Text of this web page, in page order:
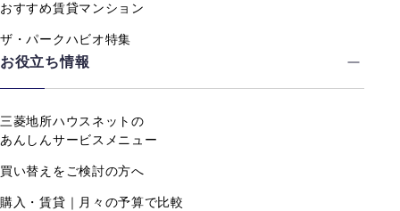
おすすめ賃貸マンション
ザ・パークハビオ特集
お役立ち情報
三菱地所ハウスネットの
あんしんサービスメニュー
買い替えをご検討の方へ
購入・賃貸｜月々の予算で比較